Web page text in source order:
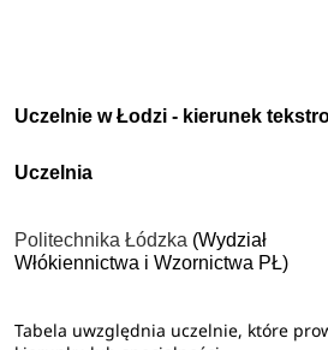
Uczelnie w Łodzi - kierunek
Uczelnia
Politechnika Łódzka (Wydział
Włókiennictwa i Wzornictwa PŁ)
Tabela uwzględnia uczelnie, które